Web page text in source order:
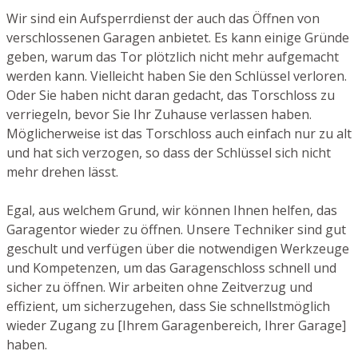
Wir sind ein Aufsperrdienst der auch das Öffnen von
verschlossenen Garagen anbietet. Es kann einige Gründe
geben, warum das Tor plötzlich nicht mehr aufgemacht
werden kann. Vielleicht haben Sie den Schlüssel verloren.
Oder Sie haben nicht daran gedacht, das Torschloss zu
verriegeln, bevor Sie Ihr Zuhause verlassen haben.
Möglicherweise ist das Torschloss auch einfach nur zu alt
und hat sich verzogen, so dass der Schlüssel sich nicht
mehr drehen lässt.
Egal, aus welchem Grund, wir können Ihnen helfen, das
Garagentor wieder zu öffnen. Unsere Techniker sind gut
geschult und verfügen über die notwendigen Werkzeuge
und Kompetenzen, um das Garagenschloss schnell und
sicher zu öffnen. Wir arbeiten ohne Zeitverzug und
effizient, um sicherzugehen, dass Sie schnellstmöglich
wieder Zugang zu [Ihrem Garagenbereich, Ihrer Garage]
haben.